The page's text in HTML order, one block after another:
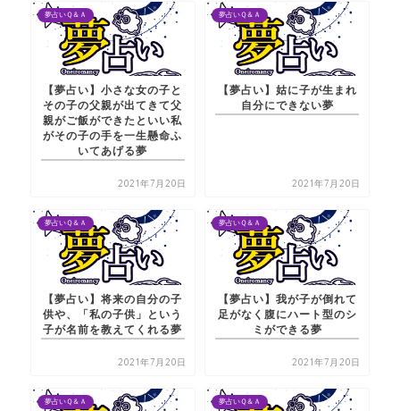
夢占いＱ＆Ａ
【夢占い】小さな女の子と
その子の父親が出てきて父
親がご飯ができたといい私
がその子の手を一生懸命ふ
いてあげる夢
2021年7月20日
夢占いＱ＆Ａ
【夢占い】姑に子が生まれ
自分にできない夢
2021年7月20日
夢占いＱ＆Ａ
【夢占い】将来の自分の子
供や、「私の子供」という
子が名前を教えてくれる夢
2021年7月20日
夢占いＱ＆Ａ
【夢占い】我が子が倒れて
足がなく腹にハート型のシ
ミができる夢
2021年7月20日
夢占いＱ＆Ａ 夢占いＱ＆Ａ